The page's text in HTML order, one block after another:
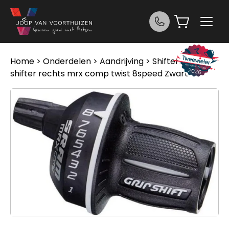
Ga naar de inhoud
Home > Onderdelen > Aandrijving > Shifters> Sram
shifter rechts mrx comp twist 8speed Zwart